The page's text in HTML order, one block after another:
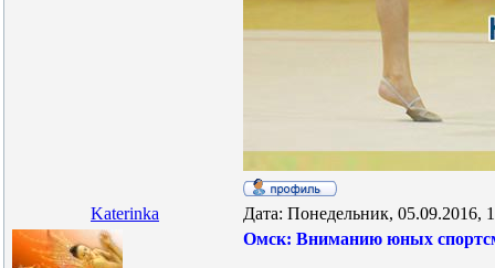
Katerinka Дата: Понедельник, 05.09.2016,
Омск: Вниманию юных